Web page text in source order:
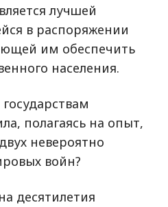
лучшей
в распоряжении
им обеспечить
населения.
полагаясь на опыт,
невероятно
войн?
десятилетия